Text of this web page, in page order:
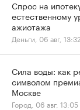
Спрос на
естественному
ажиотажа
Деньги, 06 авг, 13:32
Сила воды: как
символом
Москве
Город, 06 авг, 13:05